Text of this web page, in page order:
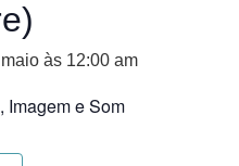
às 12:00 am
Imagem e Som